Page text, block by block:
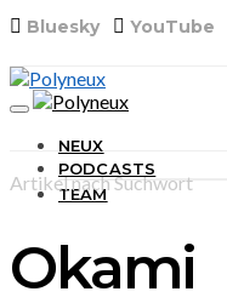
Bluesky YouTube
NEUX
PODCASTS
TEAM
Artikel nach Suchwort
Okami